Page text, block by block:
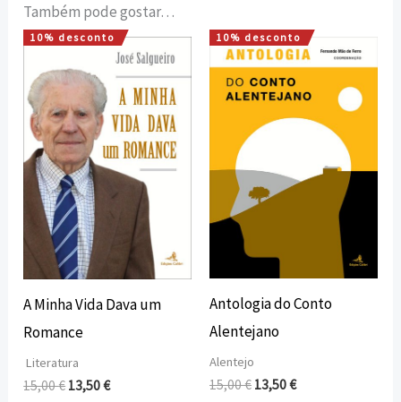
Também pode gostar…
10% desconto
A Minha Vida Dava um
Romance
Literatura
15,00€
O
original
15,00 €.
13,50€
O
preço
atual
13,50 €.
10% desconto
Antologia do Conto
Alentejano
Alentejo
15,00€
O
preço
original
era:
13,50€
O
preço
atual
é:
13,50 €.